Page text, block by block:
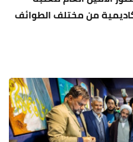
من مختلف الطوائف